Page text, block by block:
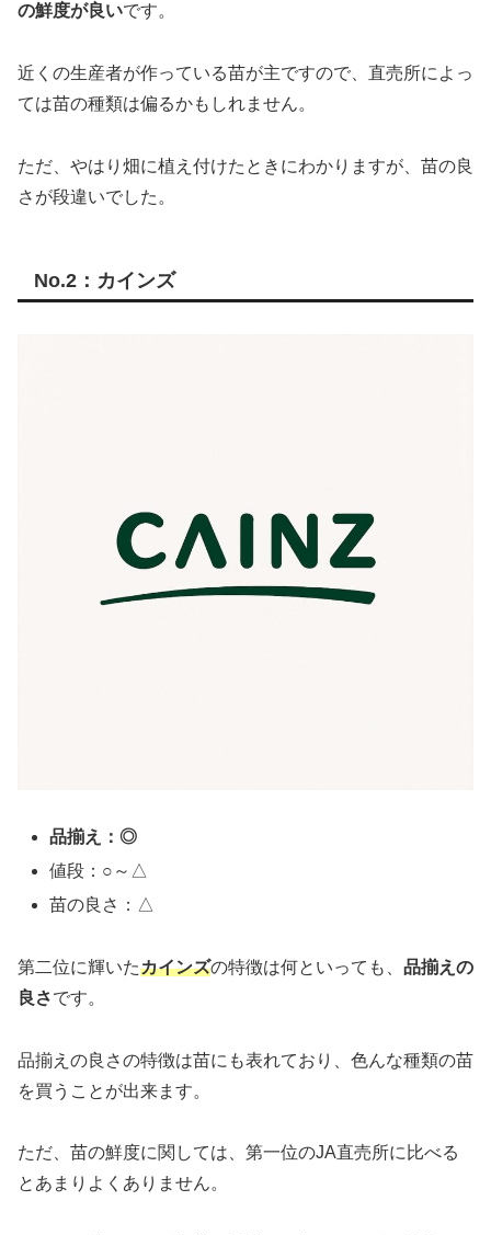
の鮮度が良いです。
近くの生産者が作っている苗が主ですので、直売所によっ
ては苗の種類は偏るかもしれません。
ただ、やはり畑に植え付けたときにわかりますが、苗の良
さが段違いでした。
No.2：カインズ
品揃え：◎
値段：○～△
苗の良さ：△
第二位に輝いたカインズの特徴は何といっても、 品揃えの
良さです。
品揃えの良さの特徴は苗にも表れており、色んな種類の苗
を買うことが出来ます。
ただ、苗の鮮度に関しては、第一位のJA直売所に比べる
とあまりよくありません。